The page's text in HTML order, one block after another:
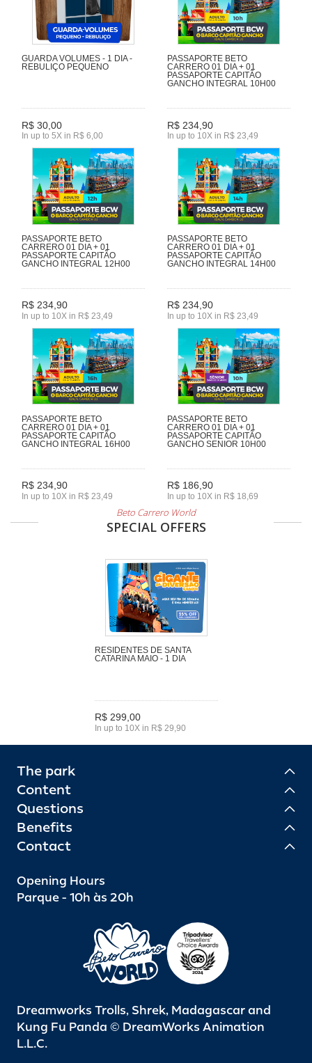
GUARDA VOLUMES - 1 DIA -
REBULIÇO PEQUENO
R$ 30,00
In up to 5X in R$ 6,00
PASSAPORTE BETO
CARRERO 01 DIA + 01
PASSAPORTE CAPITÃO
GANCHO INTEGRAL 10H00
R$ 234,90
In up to 10X in R$ 23,49
PASSAPORTE BETO
CARRERO 01 DIA + 01
PASSAPORTE CAPITÃO
GANCHO INTEGRAL 12H00
R$ 234,90
In up to 10X in R$ 23,49
PASSAPORTE BETO
CARRERO 01 DIA + 01
PASSAPORTE CAPITÃO
GANCHO INTEGRAL 14H00
R$ 234,90
In up to 10X in R$ 23,49
PASSAPORTE BETO
CARRERO 01 DIA + 01
PASSAPORTE CAPITÃO
GANCHO INTEGRAL 16H00
R$ 234,90
In up to 10X in R$ 23,49
PASSAPORTE BETO
CARRERO 01 DIA + 01
PASSAPORTE CAPITÃO
GANCHO SENIOR 10H00
R$ 186,90
In up to 10X in R$ 18,69
Beto Carrero World
SPECIAL OFFERS
RESIDENTES DE SANTA
CATARINA MAIO - 1 DIA
R$ 299,00
In up to 10X in R$ 29,90
The park
Content
Questions
Benefits
Contact
Opening Hours
Parque - 10h às 20h
Dreamworks Trolls, Shrek, Madagascar and
Kung Fu Panda © DreamWorks Animation
L.L.C.